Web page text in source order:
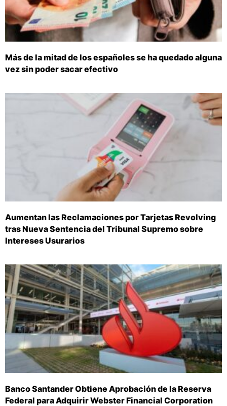
Más de la mitad de los españoles se ha quedado alguna
vez sin poder sacar efectivo
Aumentan las Reclamaciones por Tarjetas Revolving
tras Nueva Sentencia del Tribunal Supremo sobre
Intereses Usurarios
Banco Santander Obtiene Aprobación de la Reserva
Federal para Adquirir Webster Financial Corporation